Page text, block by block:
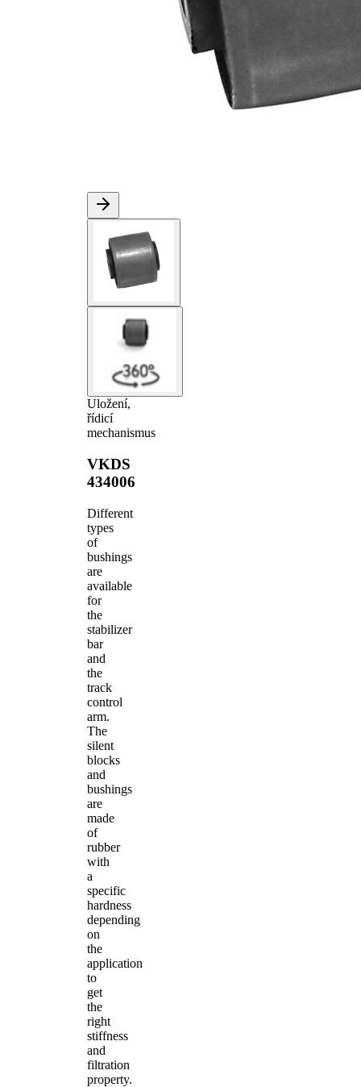
Uložení,
řídicí
mechanismus
VKDS
434006
Different
types
of
bushings
are
available
for
the
stabilizer
bar
and
the
track
control
arm.
The
silent
blocks
and
bushings
are
made
of
rubber
with
a
specific
hardness
depending
on
the
application
to
get
the
right
stiffness
and
filtration
property.